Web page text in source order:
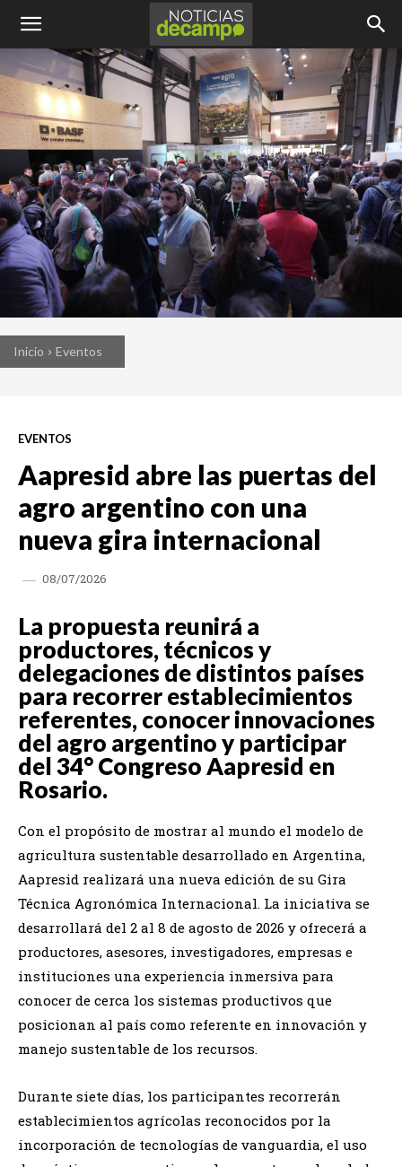
Inicio Eventos
EVENTOS
Aapresid abre las puertas del
agro argentino con una
nueva gira internacional
08/07/2026
La propuesta reunirá a
productores, técnicos y
delegaciones de distintos países
para recorrer establecimientos
referentes, conocer innovaciones
del agro argentino y participar
del 34° Congreso Aapresid en
Rosario.
Con el propósito de mostrar al mundo el modelo de
agricultura sustentable desarrollado en Argentina,
Aapresid realizará una nueva edición de su Gira
Técnica Agronómica Internacional. La iniciativa se
desarrollará del 2 al 8 de agosto de 2026 y ofrecerá a
productores, asesores, investigadores, empresas e
instituciones una experiencia inmersiva para
conocer de cerca los sistemas productivos que
posicionan al país como referente en innovación y
manejo sustentable de los recursos.
Durante siete días, los participantes recorrerán
establecimientos agrícolas reconocidos por la
incorporación de tecnologías de vanguardia, el uso